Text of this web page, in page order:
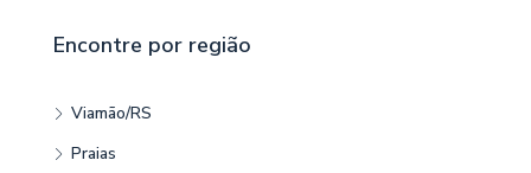
Encontre por região
Viamão/RS
Praias